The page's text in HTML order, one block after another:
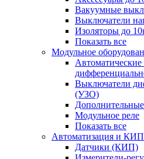
Вакуумные
Выключатели
Изоляторы до
Показать все
Модульное
Выключатели
(УЗО)
Модульное реле
Показать все
Автоматизация и КИП
Датчики (КИП)